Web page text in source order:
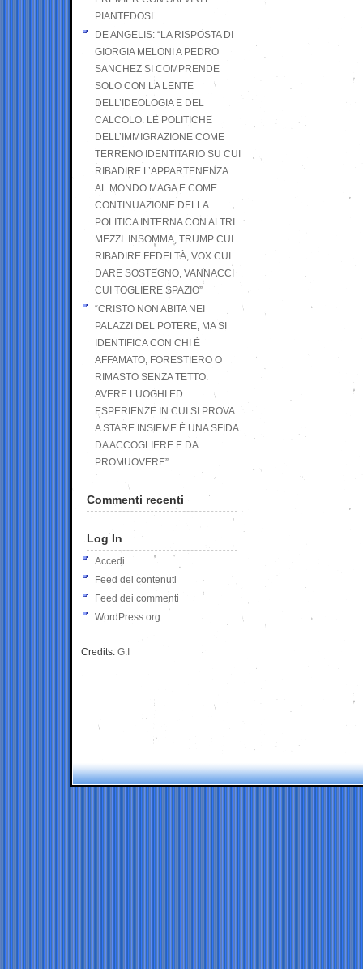
PIANTEDOSI
DE ANGELIS: “LA RISPOSTA DI
GIORGIA MELONI A PEDRO
SANCHEZ SI COMPRENDE
SOLO CON LA LENTE
DELL’IDEOLOGIA E DEL
CALCOLO: LE POLITICHE
DELL’IMMIGRAZIONE COME
TERRENO IDENTITARIO SU CUI
RIBADIRE L’APPARTENENZA
AL MONDO MAGA E COME
CONTINUAZIONE DELLA
POLITICA INTERNA CON ALTRI
MEZZI. INSOMMA, TRUMP CUI
RIBADIRE FEDELTÀ, VOX CUI
DARE SOSTEGNO, VANNACCI
CUI TOGLIERE SPAZIO”
“CRISTO NON ABITA NEI
PALAZZI DEL POTERE, MA SI
IDENTIFICA CON CHI È
AFFAMATO, FORESTIERO O
RIMASTO SENZA TETTO.
AVERE LUOGHI ED
ESPERIENZE IN CUI SI PROVA
A STARE INSIEME È UNA SFIDA
DA ACCOGLIERE E DA
PROMUOVERE”
Commenti recenti
Log In
Accedi
Feed dei contenuti
Feed dei commenti
WordPress.org
Credits: G.I